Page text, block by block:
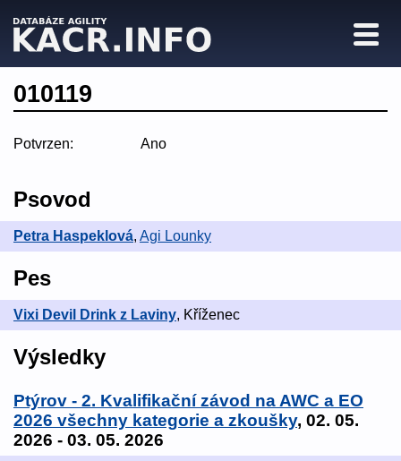
010119
Potvrzen: Ano
Psovod
Petra Haspeklová, Agi Lounky
Pes
Vixi Devil Drink z Laviny, Kříženec
Výsledky
Ptýrov - 2. Kvalifikační závod na AWC a EO
2026 všechny kategorie a zkoušky, 02. 05.
2026 - 03. 05. 2026